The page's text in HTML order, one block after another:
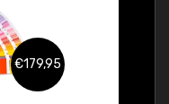
€179,95